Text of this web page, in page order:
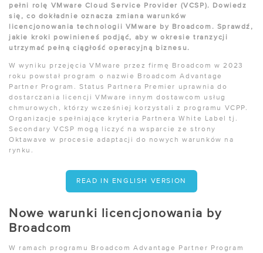
pełni rolę VMware Cloud Service Provider (VCSP). Dowiedz
się, co dokładnie oznacza zmiana warunków
licencjonowania technologii VMware by Broadcom. Sprawdź,
jakie kroki powinieneś podjąć, aby w okresie tranzycji
utrzymać pełną ciągłość operacyjną biznesu.
W wyniku przejęcia VMware przez firmę Broadcom w 2023
roku powstał program o nazwie Broadcom Advantage
Partner Program. Status Partnera Premier uprawnia do
dostarczania licencji VMware innym dostawcom usług
chmurowych, którzy wcześniej korzystali z programu VCPP.
Organizacje spełniające kryteria Partnera White Label tj.
Secondary VCSP mogą liczyć na wsparcie ze strony
Oktawave w procesie adaptacji do nowych warunków na
rynku.
READ IN ENGLISH VERSION
Nowe warunki licencjonowania by
Broadcom
W ramach programu Broadcom Advantage Partner Program